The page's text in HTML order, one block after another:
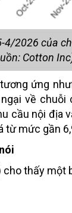
2026 của
Cotton
ứng
về chuỗi
cầu nội địa
mức gần
thấy